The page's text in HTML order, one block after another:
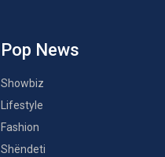
Pop News
Showbiz
Lifestyle
Fashion
Shëndeti